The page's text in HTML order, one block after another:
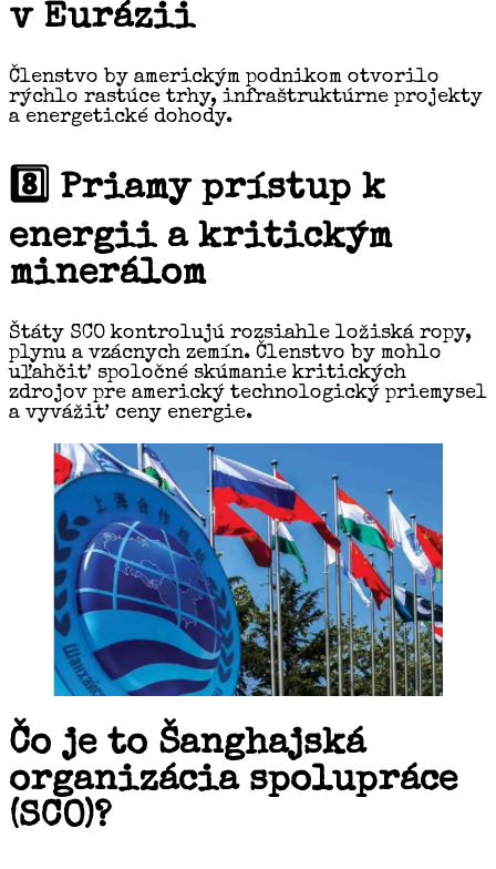
v Eurázii
Členstvo by americkým podnikom otvorilo
rýchlo rastúce trhy, infraštruktúrne projekty
a energetické dohody.
8️⃣ Priamy prístup k
energii a kritickým
minerálom
Štáty SCO kontrolujú rozsiahle ložiská ropy,
plynu a vzácnych zemín. Členstvo by mohlo
uľahčiť spoločné skúmanie kritických
zdrojov pre americký technologický priemysel
a vyvážiť ceny energie.
Čo je to Šanghajská
organizácia spolupráce
(SCO)?